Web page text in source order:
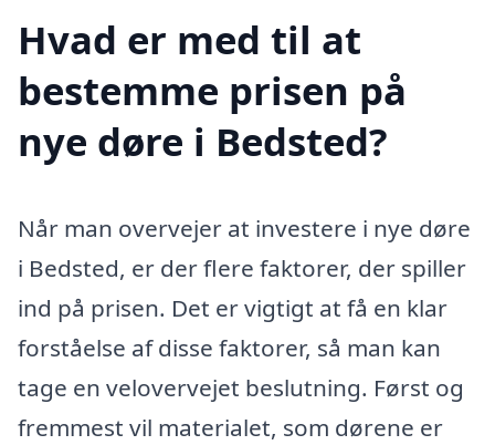
Hvad er med til at
bestemme prisen på
nye døre i Bedsted?
Når man overvejer at investere i nye døre
i Bedsted, er der flere faktorer, der spiller
ind på prisen. Det er vigtigt at få en klar
forståelse af disse faktorer, så man kan
tage en velovervejet beslutning. Først og
fremmest vil materialet, som dørene er